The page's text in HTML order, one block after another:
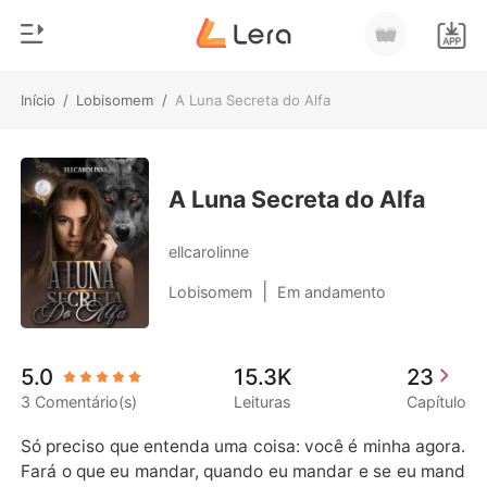
Início / Lobisomem / A Luna Secreta do Alfa
Loja
Histórico
Sair
Baixar App
Gênero
Moderno
Lobisomem
Contos
Bilionários
A Luna Secreta do Alfa
ellcarolinne
Lobisomem Em andamento
5.0
3 Comentário(s)
15.3K
Leituras
23
Capítulo
Só preciso que entenda uma coisa: você é minha agora.
Fará o que eu mandar, quando eu mandar e se eu mand